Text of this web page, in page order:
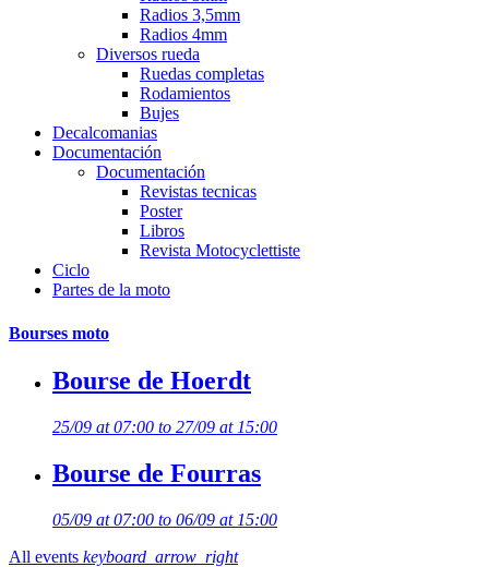
Radios 3,5mm
Radios 4mm
Diversos rueda
Ruedas completas
Rodamientos
Bujes
Decalcomanias
Documentación
Documentación
Revistas tecnicas
Poster
Libros
Revista Motocyclettiste
Ciclo
Partes de la moto
Bourses moto
Bourse de Hoerdt
25/09 at 07:00 to 27/09 at 15:00
Bourse de Fourras
05/09 at 07:00 to 06/09 at 15:00
All events keyboard_arrow_right